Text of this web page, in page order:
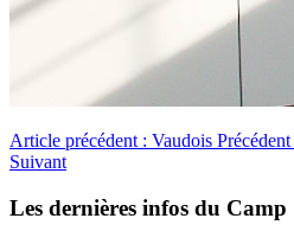
Article précédent : Vaudois Précédent
Suivant
Les dernières infos du Camp